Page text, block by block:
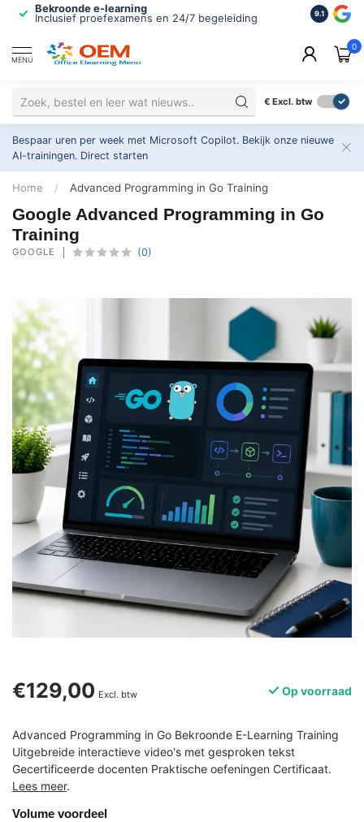
Bekroonde e-learning
Inclusief proefexamens en 24/7 begeleiding
ISO
2.500+
9.1
MENU
0
€ Excl. btw
Bespaar uren per week met Microsoft Copilot. Bekijk onze nieuwe
AI-trainingen. Direct starten
Home / Advanced Programming in Go Training
Google Advanced Programming in Go
Training
GOOGLE (0)
€129,00 Excl. btw Op voorraad
Advanced Programming in Go Bekroonde E-Learning Training
Uitgebreide interactieve video's met gesproken tekst
Gecertificeerde docenten Praktische oefeningen Certificaat.
Lees meer.
Volume voordeel